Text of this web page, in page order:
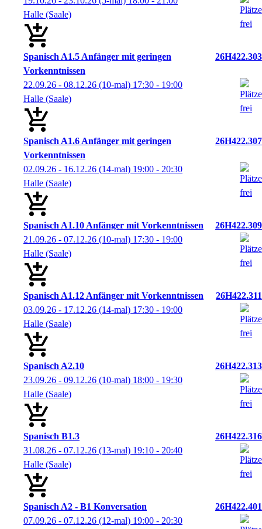
Halle (Saale)
Spanisch A1.5 Anfänger mit geringen
Vorkenntnissen
26H422.303
22.09.26 - 08.12.26 (10-mal) 17:30 - 19:00
Halle (Saale)
Spanisch A1.6 Anfänger mit geringen
Vorkenntnissen
26H422.307
02.09.26 - 16.12.26 (14-mal) 19:00 - 20:30
Halle (Saale)
Spanisch A1.10 Anfänger mit Vorkenntnissen
26H422.309
21.09.26 - 07.12.26 (10-mal) 17:30 - 19:00
Halle (Saale)
Spanisch A1.12 Anfänger mit Vorkenntnissen
26H422.311
03.09.26 - 17.12.26 (14-mal) 17:30 - 19:00
Halle (Saale)
Spanisch A2.10
26H422.313
23.09.26 - 09.12.26 (10-mal) 18:00 - 19:30
Halle (Saale)
Spanisch B1.3
26H422.316
31.08.26 - 07.12.26 (13-mal) 19:10 - 20:40
Halle (Saale)
Spanisch A2 - B1 Konversation
26H422.401
07.09.26 - 07.12.26 (12-mal) 19:00 - 20:30